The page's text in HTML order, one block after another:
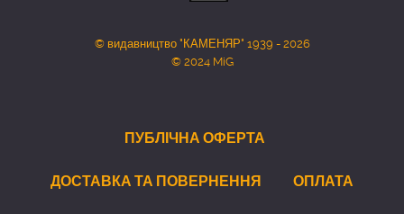
© видавництво "КАМЕНЯР" 1939 - 2026
© 2024 MiG
ПУБЛІЧНА ОФЕРТА
ДОСТАВКА ТА ПОВЕРНЕННЯ ОПЛАТА